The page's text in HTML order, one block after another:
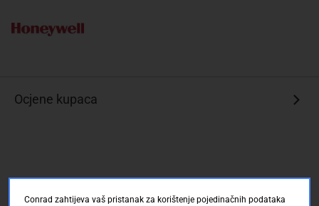
Ocjene kupaca
Conrad zahtijeva vaš pristanak za korištenje pojedinačnih podataka